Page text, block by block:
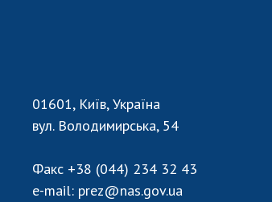
01601, Київ, Україна
вул. Володимирська, 54
Факс +38 (044) 234 32 43
e-mail: prez@nas.gov.ua